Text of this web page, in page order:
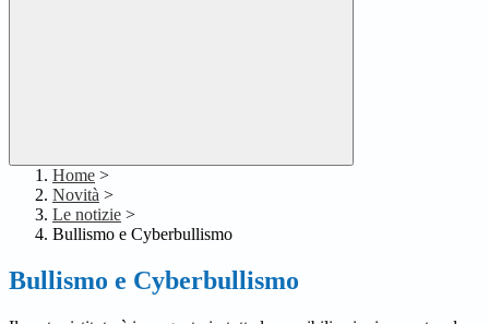
Home >
Novità >
Le notizie >
Bullismo e Cyberbullismo
Bullismo e Cyberbullismo